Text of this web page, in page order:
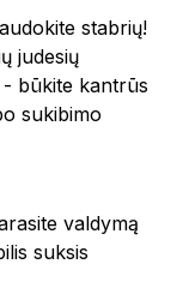
stabrių!
judesių
- būkite kantrūs
sukibimo
valdymą
suksis